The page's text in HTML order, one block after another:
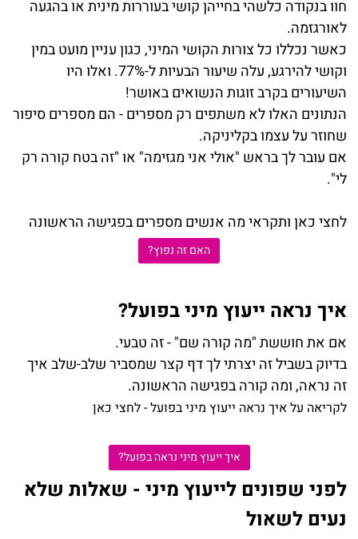
חוו בנקודה כלשהי בחייהן קושי בעוררות מינית או בהגעה
לאורגזמה.
כאשר נכללו כל צורות הקושי המיני, כגון עניין מועט במין
וקושי להירגע, עלה שיעור הבעיות ל-77%. ואלו היו
השיעורים בקרב זוגות הנשואים באושר!
הנתונים האלו לא משתפים רק מספרים-הם מספרים סיפור
שחוזר על עצמו בקליניקה.
אם עובר לך בראש "אולי אני מגזימה" או "זה בטח קורה רק
לי".
לחצי כאן ותקראי מה אנשים מספרים בפגישה הראשונה
האם זה נפוץ?
איך נראה ייעוץ מיני בפועל?
אם את חוששת "מה קורה שם" - זה טבעי.
בדיוק בשביל זה יצרתי לך דף קצר שמסביר שלב-שלב איך
זה נראה, ומה קורה בפגישה הראשונה.
לקריאה על איך נראה ייעוץ מיני בפועל - לחצי כאן
איך ייעוץ מיני נראה בפועל?
לפני שפונים לייעוץ מיני - שאלות שלא
נעים לשאול